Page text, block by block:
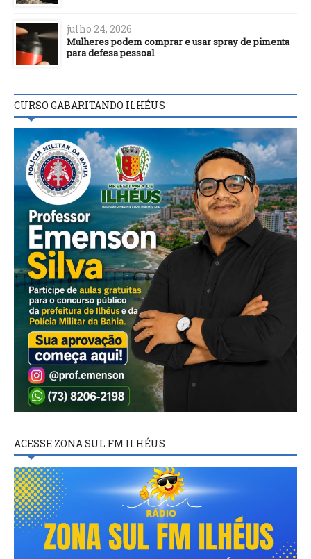
julho 24, 2026
Mulheres podem comprar e usar spray de pimenta
para defesa pessoal
CURSO GABARITANDO ILHÉUS
ACESSE ZONA SUL FM ILHÉUS